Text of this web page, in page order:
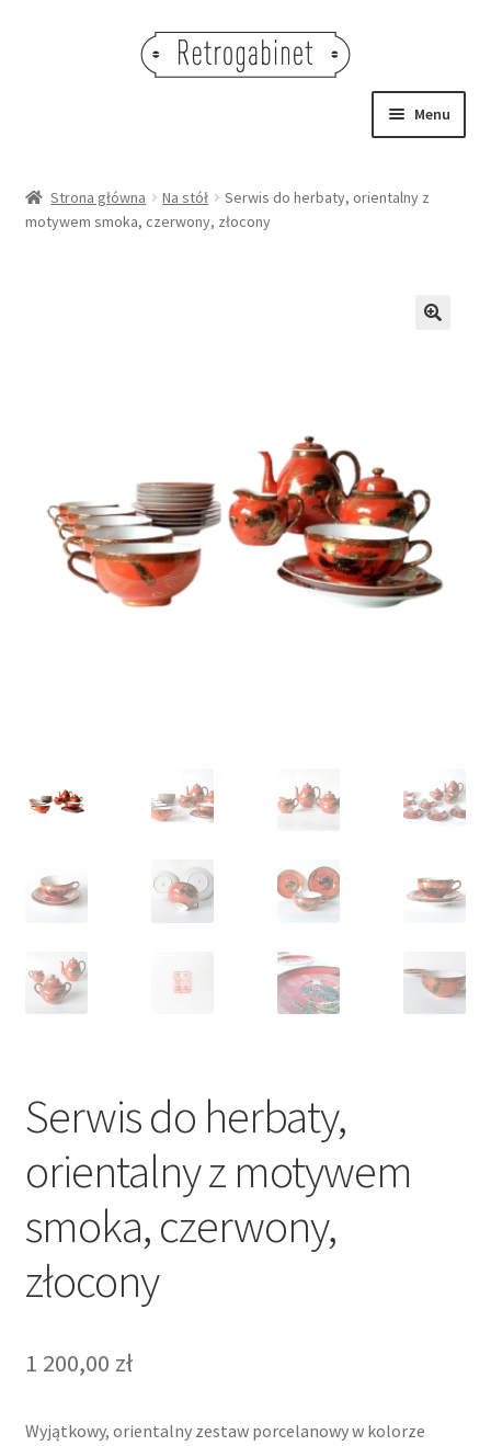
Menu
OBRAZY
VARIA
Strona główna Na stół
Serwis do herbaty, orientalny z
motywem smoka, czerwony, złocony
Serwis do herbaty,
orientalny z motywem
smoka, czerwony,
złocony
1 200,00 zł
Wyjątkowy, orientalny zestaw porcelanowy w kolorze